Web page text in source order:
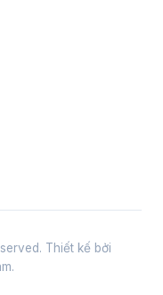
Thiết kế bởi